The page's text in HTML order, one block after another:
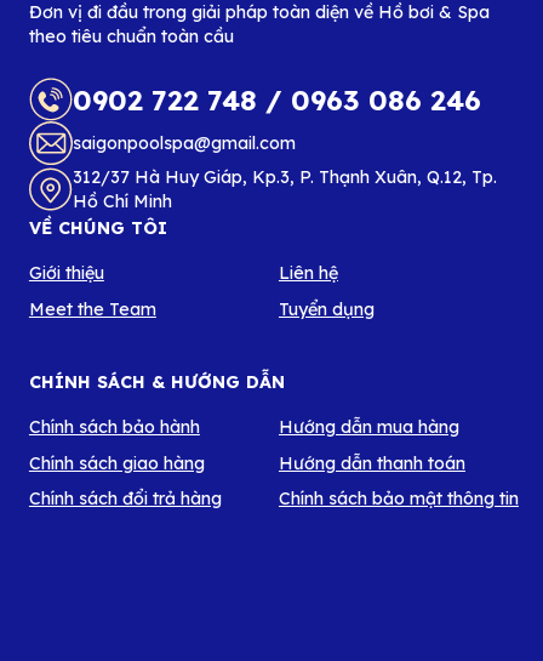
Đơn vị đi đầu trong giải pháp toàn diện về Hồ bơi & Spa
theo tiêu chuẩn toàn cầu
0902 722 748 / 0963 086 246
saigonpoolspa@gmail.com
312/37 Hà Huy Giáp, Kp.3, P. Thạnh Xuân, Q.12, Tp.
Hồ Chí Minh
VỀ CHÚNG TÔI
Giới thiệu
Meet the Team
Liên hệ
Tuyển dụng
CHÍNH SÁCH & HƯỚNG DẪN
Chính sách bảo hành
Chính sách giao hàng
Chính sách đổi trả hàng
Hướng dẫn mua hàng
Hướng dẫn thanh toán
Chính sách bảo mật thông tin